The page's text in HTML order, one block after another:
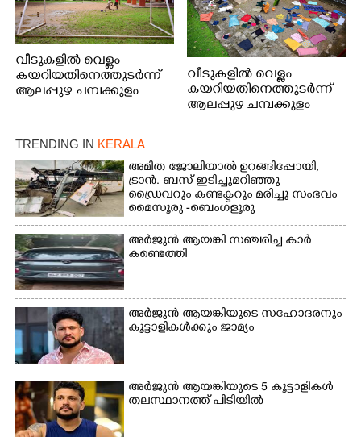
വീടുകളിൽ വെള്ളം
കയറിയതിനെത്തുടർന്ന്
ആലപ്പുഴ ചമ്പക്കുളം
പോരൂക്കര സെൻട്രൽ
സ്കൂളിലെ ദുരിതാശ്വാസ
ക്യാമ്പിലെത്തിയവർ
വസ്ത്രങ്ങൾ
ഉണക്കാനിട്ടിരിക്കുന്ന
ഗോൾപോസ്റ്റിന് മുന്നിൽ
ഫുട്ബോൾ കളികളിൽ
ഏർപ്പെട്ടിരിക്കുന്ന
കുട്ടികൾ
വീടുകളിൽ വെള്ളം
കയറിയതിനെത്തുടർന്ന്
ആലപ്പുഴ ചമ്പക്കുളം
ഫാദർ തോമസ്
ക്യാമ്പിലെത്തിയവർ മഴ
മാറിനിന്ന ഇടവേളയിൽ
ക്യാമ്പ് പരിസരത്ത്
വസ്ത്രങ്ങൾ
ഉണക്കാനിടുന്ന കാഴ്ച.
TRENDING IN KERALA
അമിത ജോലിയാൽ ഉറങ്ങിപ്പോയി,
ട്രാൻ. ബസ് ഇടിച്ചുമറിഞ്ഞു
ഡ്രൈവറും കണ്ടക്ടറും മരിച്ചു സംഭവം
മൈസൂരു -ബെംഗളൂരു
ദേശീയപാതയിൽ 20 പേർക്ക് പരിക്ക്,
നാലു പേരുടെ നില ഗുരുതരം
അർജുൻ ആയങ്കി സഞ്ചരിച്ച കാർ
കണ്ടെത്തി
അർജുൻ ആയങ്കിയുടെ സഹോദരനും
കൂട്ടാളികൾക്കും ജാമ്യം
അർജുൻ ആയങ്കിയുടെ 5 കൂട്ടാളികൾ
തലസ്ഥാനത്ത് പിടിയിൽ